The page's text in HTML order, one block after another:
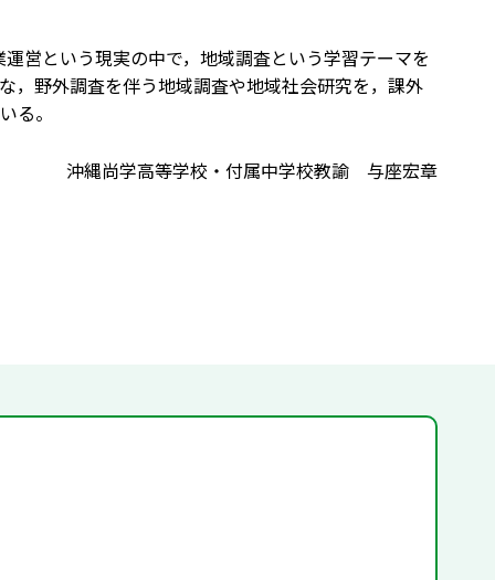
営という現実の中で，地域調査という学習テーマを
，野外調査を伴う地域調査や地域社会研究を，課外
る。
沖縄尚学高等学校・付属中学校教諭 与座宏章